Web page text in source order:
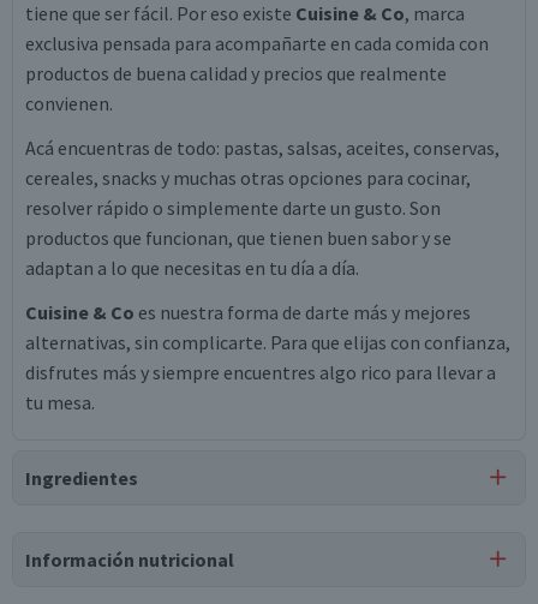
tiene que ser fácil. Por eso existe Cuisine & Co, marca
exclusiva pensada para acompañarte en cada comida con
productos de buena calidad y precios que realmente
convienen.
Acá encuentras de todo: pastas, salsas, aceites, conservas,
cereales, snacks y muchas otras opciones para cocinar,
resolver rápido o simplemente darte un gusto. Son
productos que funcionan, que tienen buen sabor y se
adaptan a lo que necesitas en tu día a día.
Cuisine & Co es nuestra forma de darte más y mejores
alternativas, sin complicarte. Para que elijas con confianza,
disfrutes más y siempre encuentres algo rico para llevar a
tu mesa.
Ingredientes
Información nutricional